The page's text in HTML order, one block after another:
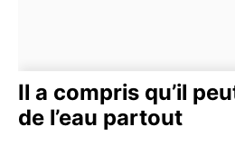
Il a compris qu’il
de l’eau partout